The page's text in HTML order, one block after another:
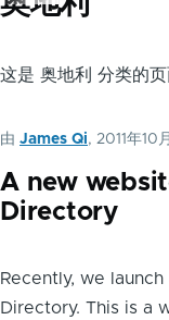
屑
这是 奥地利 分类的
由 James Qi, 2011年10
A new
Directory
Recently, we
Directory. This is a